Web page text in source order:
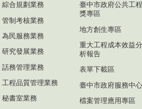
綜合規劃業務
管制考核業務
為民服務業務
研究發展業務
話務管理業務
工程品質管理業務
秘書室業務
臺中市政府公共工程
獎專區
地方創生專區
重大工程成本效益分
析報告
表單下載區
臺中市政府服務中心
檔案管理應用專區